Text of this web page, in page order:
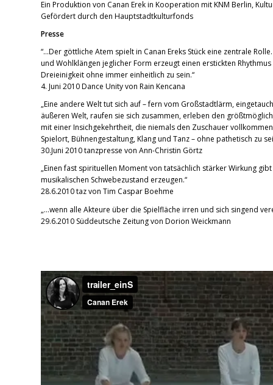
Ein Produktion von Canan Erek in Kooperation mit KNM Berlin,
Gefördert durch den Hauptstadtkulturfonds
Presse
“…Der göttliche Atem spielt in Canan Ereks Stück eine zentrale
und Wohlklängen jeglicher Form erzeugt einen erstickten
Dreieinigkeit ohne immer einheitlich zu sein.“
4. Juni 2010 Dance Unity von Rain Kencana
„Eine andere Welt tut sich auf – fern vom Großstadtlärm,
äußeren Welt, raufen sie sich zusammen, erleben den
mit einer Insichgekehrtheit, die niemals den Zuschauer
Spielort, Bühnengestaltung, Klang und Tanz – ohne pathetisch zu
30.Juni 2010 tanzpresse von Ann-Christin Görtz
„Einen fast spirituellen Moment von tatsächlich stärker Wirkung
musikalischen Schwebezustand erzeugen.“
28.6.2010 taz von Tim Caspar Boehme
„…wenn alle Akteure über die Spielfläche irren und sich singend
29.6.2010 Süddeutsche Zeitung von Dorion Weickmann